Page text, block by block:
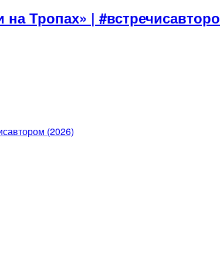
Тропах» |
(2026)